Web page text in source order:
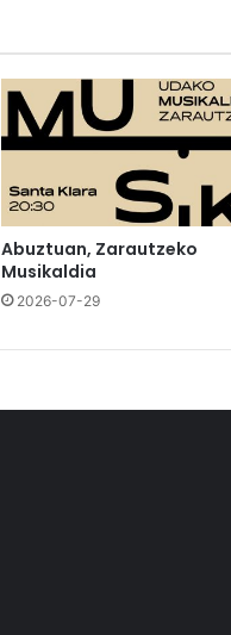
Abuztuan, Zarautzeko
Musikaldia
2026-07-29